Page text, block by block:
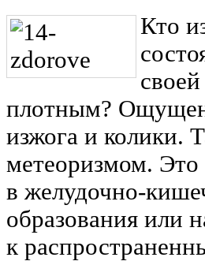
Кто
плотным?
изжога и колики.
метеоризмом. Это
в желудочно-
образования или
к